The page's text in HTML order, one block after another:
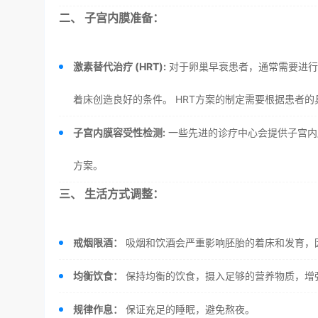
二、 子宫内膜准备：
激素替代治疗 (HRT): 对于卵巢早衰患者，通常需要进
着床创造良好的条件。 HRT方案的制定需要根据患者
子宫内膜容受性检测: 一些先进的诊疗中心会提供子宫
方案。
三、 生活方式调整：
戒烟限酒： 吸烟和饮酒会严重影响胚胎的着床和发育
均衡饮食： 保持均衡的饮食，摄入足够的营养物质，增
规律作息： 保证充足的睡眠，避免熬夜。